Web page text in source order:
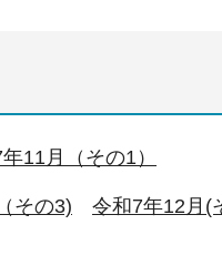
11月（その1）
その3)
令和7年12月(